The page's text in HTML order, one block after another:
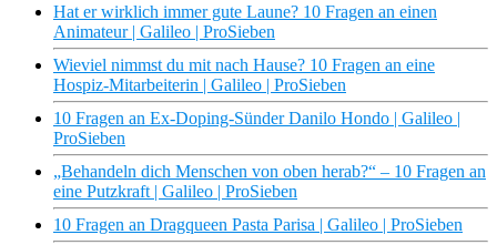
Hat er wirklich immer gute Laune? 10 Fragen an einen
Animateur | Galileo | ProSieben
Wieviel nimmst du mit nach Hause? 10 Fragen an eine
Hospiz-Mitarbeiterin | Galileo | ProSieben
10 Fragen an Ex-Doping-Sünder Danilo Hondo | Galileo |
ProSieben
„Behandeln dich Menschen von oben herab?“ – 10 Fragen an
eine Putzkraft | Galileo | ProSieben
10 Fragen an Dragqueen Pasta Parisa | Galileo | ProSieben